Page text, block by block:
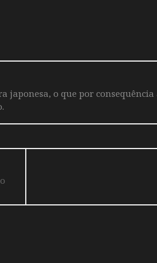
japonesa, o que por